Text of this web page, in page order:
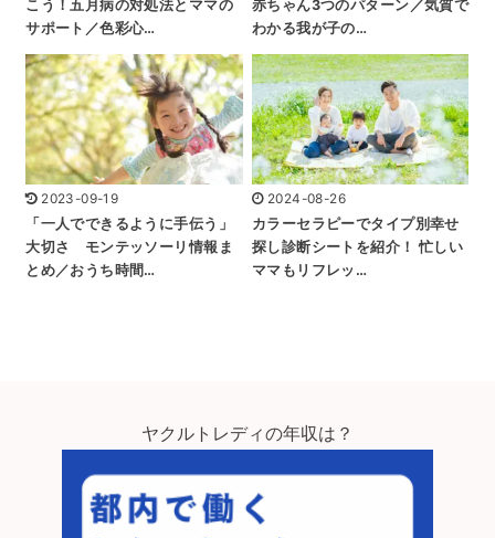
こう！五月病の対処法とママの
サポート／色彩心…
赤ちゃん3つのパターン／気質で
わかる我が子の…
2023-09-19
「一人でできるように手伝う」
大切さ モンテッソーリ情報ま
とめ／おうち時間…
2024-08-26
カラーセラピーでタイプ別幸せ
探し診断シートを紹介！ 忙しい
ママもリフレッ…
ヤクルトレディの年収は？